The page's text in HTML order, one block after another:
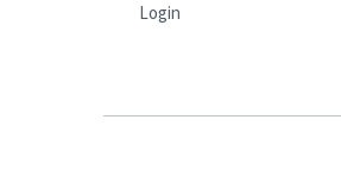
Login